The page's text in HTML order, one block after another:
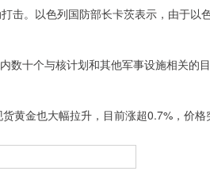
。以色列国防部长卡茨表示，由于以
十个与核计划和其他军事设施相关的
金也大幅拉升，目前涨超0.7%，价格